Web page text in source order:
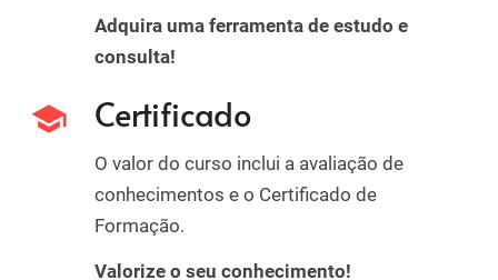
Adquira uma ferramenta de estudo e
consulta!
school Certificado
O valor do curso inclui a avaliação de
conhecimentos e o Certificado de
Formação.
Valorize o seu conhecimento!